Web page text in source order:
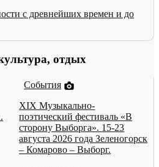
с древнейших времен и до
отдых
События
XIX Музыкально-
поэтический фестиваль «В
сторону Выборга». 15-23
августа 2026 года Зеленогорск
– Комарово – Выборг.